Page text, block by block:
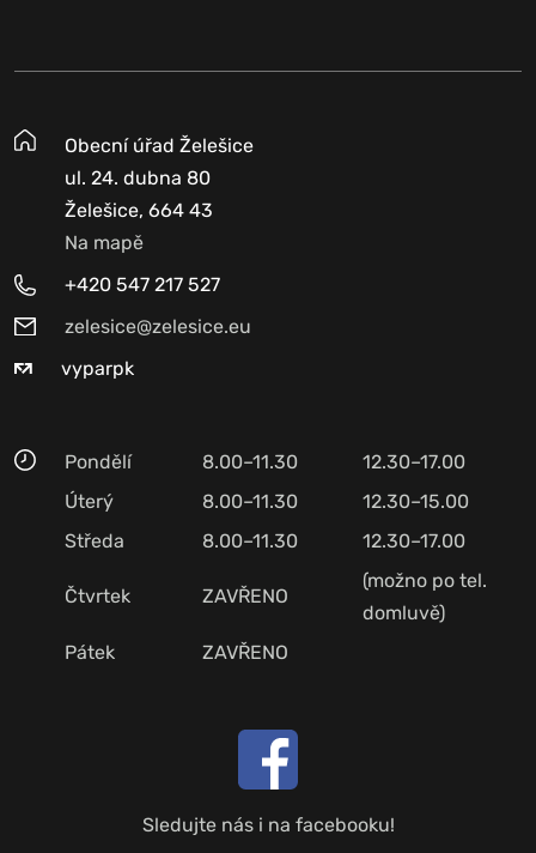
Obecní úřad Želešice
ul. 24. dubna 80
Želešice, 664 43
Na mapě
+420 547 217 527
zelesice@zelesice.eu
vyparpk
Pondělí 8.00–11.30
12.30–17.00
Úterý
8.00–11.30
12.30–15.00
Středa
8.00–11.30 12.30–17.00
Čtvrtek ZAVŘENO
(možno po tel.
domluvě)
Pátek
ZAVŘENO
Sledujte nás i na facebooku!